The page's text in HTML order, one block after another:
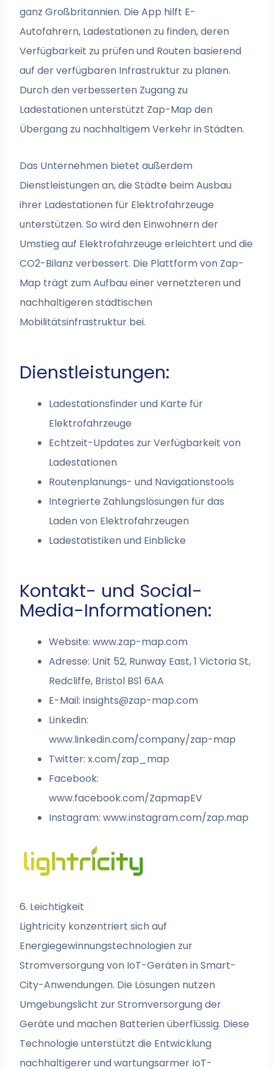
ganz Großbritannien. Die App hilft E-
Autofahrern, Ladestationen zu finden, deren
Verfügbarkeit zu prüfen und Routen basierend
auf der verfügbaren Infrastruktur zu planen.
Durch den verbesserten Zugang zu
Ladestationen unterstützt Zap-Map den
Übergang zu nachhaltigem Verkehr in Städten.
Das Unternehmen bietet außerdem
Dienstleistungen an, die Städte beim Ausbau
ihrer Ladestationen für Elektrofahrzeuge
unterstützen. So wird den Einwohnern der
Umstieg auf Elektrofahrzeuge erleichtert und die
CO2-Bilanz verbessert. Die Plattform von Zap-
Map trägt zum Aufbau einer vernetzteren und
nachhaltigeren städtischen
Mobilitätsinfrastruktur bei.
Dienstleistungen:
Ladestationsfinder und Karte für
Elektrofahrzeuge
Echtzeit-Updates zur Verfügbarkeit von
Ladestationen
Routenplanungs- und Navigationstools
Integrierte Zahlungslösungen für das
Laden von Elektrofahrzeugen
Ladestatistiken und Einblicke
Kontakt- und Social-
Media-Informationen:
Website: www.zap-map.com
Adresse: Unit 52, Runway East, 1 Victoria St,
Redcliffe, Bristol BS1 6AA
E-Mail:insights@zap-map.com
Linkedin:
www.linkedin.com/company/zap-map
Twitter: x.com/zap_map
Facebook:
www.facebook.com/ZapmapEV
Instagram: www.instagram.com/zap.map
6. Leichtigkeit
Lightricity konzentriert sich auf
Energiegewinnungstechnologien zur
Stromversorgung von IoT-Geräten in Smart-
City-Anwendungen. Die Lösungen nutzen
Umgebungslicht zur Stromversorgung der
Geräte und machen Batterien überflüssig. Diese
Technologie unterstützt die Entwicklung
nachhaltigerer und wartungsarmer IoT-